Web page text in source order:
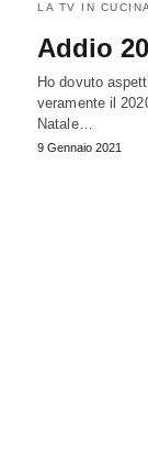
LA TV IN
Addio
Ho dovuto
veramente il
Natale…
9 Gennaio 2021